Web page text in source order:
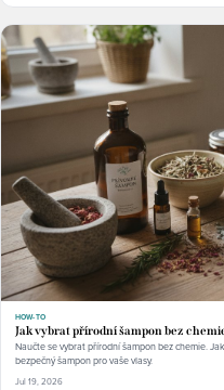
HOW-TO
Jak vybrat přírodní šampon bez
Naučte se vybrat přírodní šampon bez chemie.
bezpečný šampon pro vaše vlasy.
Jul 19, 2026